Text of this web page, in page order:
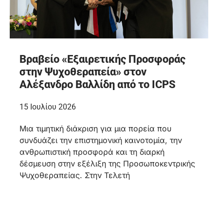
Βραβείο «Εξαιρετικής Προσφοράς
στην Ψυχοθεραπεία» στον
Αλέξανδρο Βαλλίδη από το ICPS
15 Ιουλίου 2026
Μια τιμητική διάκριση για μια πορεία που
συνδυάζει την επιστημονική καινοτομία, την
ανθρωπιστική προσφορά και τη διαρκή
δέσμευση στην εξέλιξη της Προσωποκεντρικής
Ψυχοθεραπείας. Στην Τελετή